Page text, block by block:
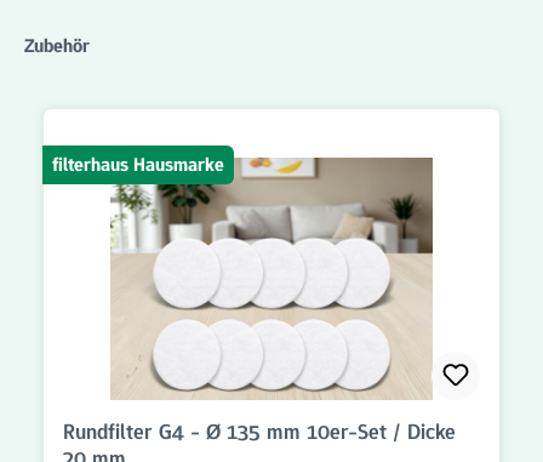
Produktgalerie überspringen
Zubehör
filterhaus Hausmarke
Rundfilter G4 - Ø 135 mm 10er-Set / Dicke